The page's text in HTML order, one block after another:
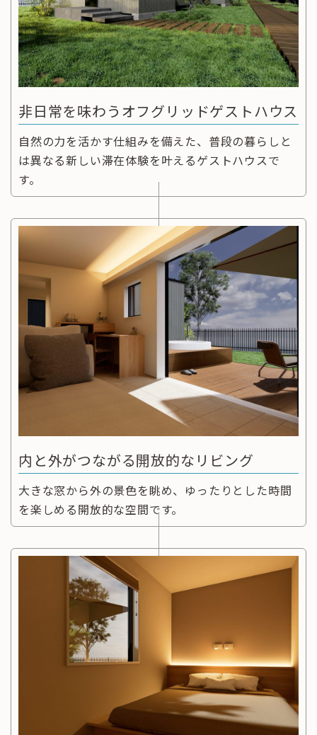
非日常を味わうオフグリッドゲストハウス
自然の力を活かす仕組みを備えた、普段の暮らしと
は異なる新しい滞在体験を叶えるゲストハウスで
す。
内と外がつながる開放的なリビング
大きな窓から外の景色を眺め、ゆったりとした時間
を楽しめる開放的な空間です。